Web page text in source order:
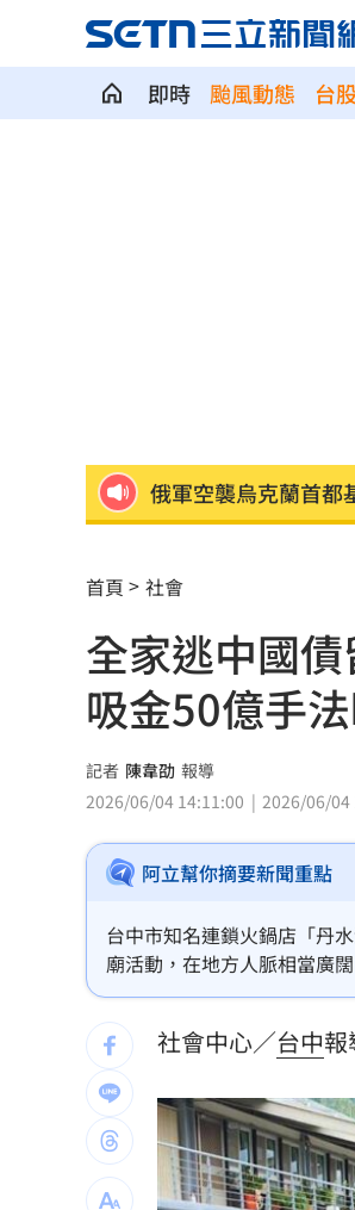
即時 颱風動態 台
俄軍空襲烏克蘭首
費仔確定成自由球
米蘭達離婚奧蘭多布
美制裁杜拜加密幣交
美就業數據爆冷 這
5登山客2025年雪崩
喝錯傷身！營養師整
美：東南亞詐騙園區
拆監獄家書見「叫別
ETF存到2千萬退休
馬斯克蓋地球最大
泰國校園槍擊案增
首頁 社會
全家逃中國
吸金50億手
記者 陳韋劭 報導
2026/06/04 14:11:00
2026/06/04
阿立幫你摘要新聞重點
台中市知名連鎖火鍋店「丹
廟活動，在地方人脈相當廣
害，損失金額高達50億元。
社會中心／台中報